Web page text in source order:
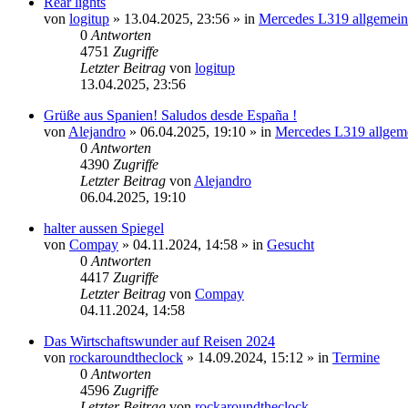
von logitup » 13.04.2025, 23:56 » in Mercedes L319 allgemein
0 Antworten
4751 Zugriffe
Letzter Beitrag von logitup
13.04.2025, 23:56
Grüße aus Spanien! Saludos desde España !
von Alejandro » 06.04.2025, 19:10 » in Mercedes L319
0 Antworten
4390 Zugriffe
Letzter Beitrag von Alejandro
06.04.2025, 19:10
halter aussen Spiegel
von Compay » 04.11.2024, 14:58 » in Gesucht
0 Antworten
4417 Zugriffe
Letzter Beitrag von Compay
04.11.2024, 14:58
Das Wirtschaftswunder auf Reisen 2024
von rockaroundtheclock » 14.09.2024, 15:12 » in Termine
0 Antworten
4596 Zugriffe